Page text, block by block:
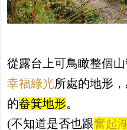
從露台上可鳥瞰整個山
幸福綠光所處的地形
的畚箕地形。
(不知道是否也跟奮起湖